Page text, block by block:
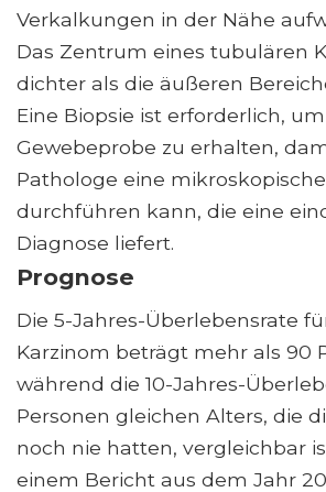
Verkalkungen in der Nähe
Das Zentrum eines tubulären
dichter als die äußeren
Eine Biopsie ist erforderlich,
Gewebeprobe zu erhalten,
Pathologe eine
durchführen kann, die eine
Diagnose liefert.
Prognose
Die 5-Jahres-Überlebensrate
Karzinom beträgt mehr als 90
während die 10-Jahres-
Personen gleichen Alters, die
noch nie hatten, vergleichbar
einem Bericht aus dem Jahr